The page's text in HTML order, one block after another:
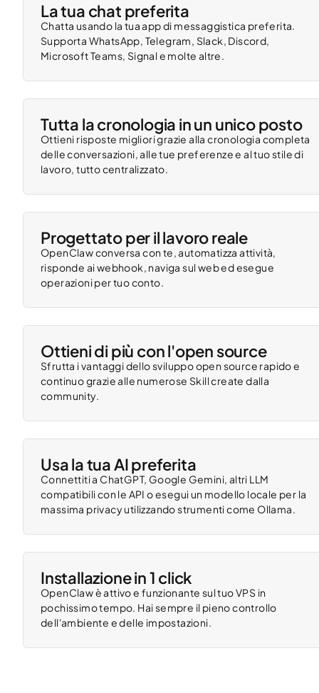
La tua chat preferita
Chatta usando la tua app di messaggistica preferita.
Supporta WhatsApp, Telegram, Slack, Discord,
Microsoft Teams, Signal e molte altre.
Tutta la cronologia in un unico posto
Ottieni risposte migliori grazie alla cronologia completa
delle conversazioni, alle tue preferenze e al tuo stile di
lavoro, tutto centralizzato.
Progettato per il lavoro reale
OpenClaw conversa con te, automatizza attività,
risponde ai webhook, naviga sul web ed esegue
operazioni per tuo conto.
Ottieni di più con l'open source
Sfrutta i vantaggi dello sviluppo open source rapido e
continuo grazie alle numerose Skill create dalla
community.
Usa la tua AI preferita
Connettiti a ChatGPT, Google Gemini, altri LLM
compatibili con le API o esegui un modello locale per la
massima privacy utilizzando strumenti come Ollama.
Installazione in 1 click
OpenClaw è attivo e funzionante sul tuo VPS in
pochissimo tempo. Hai sempre il pieno controllo
dell'ambiente e delle impostazioni.